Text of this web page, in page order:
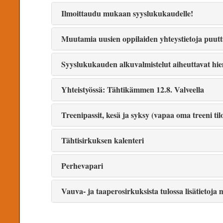
Ilmoittaudu mukaan syyslukukaudelle!
Muutamia uusien oppilaiden yhteystietoja
Syyslukukauden alkuvalmistelut aiheuttavat
Yhteistyössä: Tähtikämmen 12.8. Valveella
Treenipassit, kesä ja syksy (vapaa oma treeni
Tähtisirkuksen kalenteri
Perhevapari
Vauva- ja taaperosirkuksista tulossa lisätietoja